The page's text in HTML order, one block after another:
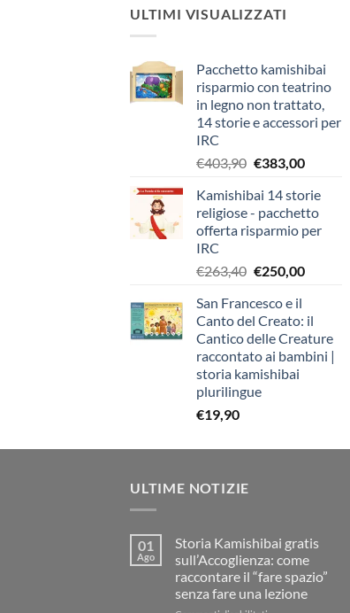
ULTIMI VISUALIZZATI
Pacchetto kamishibai
risparmio con teatrino
in legno non trattato,
14 storie e accessori per
IRC
€403,90 Il
originale
era:
€403,90.
€383,00Il
attuale
è:
€383,00.
Kamishibai 14 storie
religiose - pacchetto
offerta risparmio per
IRC
€263,40 Il
originale
era:
€263,40.
€250,00Il
è:
€250,00.
San Francesco e il
Canto del Creato: il
Cantico delle Creature
raccontato ai bambini |
storia kamishibai
plurilingue
€19,90
ULTIME NOTIZIE
01
Ago
Storia Kamishibai gratis
sull’Accoglienza: come
raccontare il “fare spazio”
senza fare una lezione